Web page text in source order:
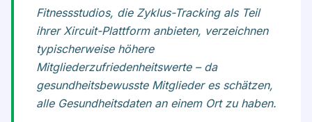
Fitnessstudios, die Zyklus-Tracking als Teil
ihrer Xircuit-Plattform anbieten, verzeichnen
typischerweise höhere
Mitgliederzufriedenheitswerte – da
gesundheitsbewusste Mitglieder es schätzen,
alle Gesundheitsdaten an einem Ort zu haben.